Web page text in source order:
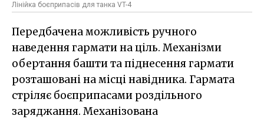
Лінійка боєприпасів для танка VT-4
Передбачена можливість ручного
наведення гармати на ціль. Механізми
обертання башти та піднесення гармати
розташовані на місці навідника. Гармата
стріляє боєприпасами роздільного
заряджання. Механізована